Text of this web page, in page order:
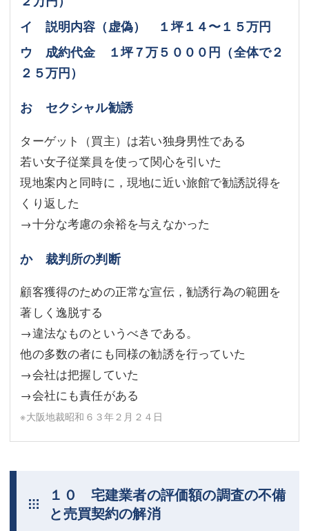
イ 説明内容（虚偽） １坪１４〜１５万円
ウ 成約代金 １坪７万５０００円（全体で２
２５万円）
お セクシャル勧誘
ターゲット（買主）は若い独身男性である
若い女子従業員を使って関心を引いた
現地案内と同時に，現地に近い旅館で勧誘説得を
くり返した
→十分な考慮の余裕を与えなかった
か 裁判所の判断
顧客獲得のための正常な宣伝，勧誘行為の範囲を
著しく逸脱する
→違法なものというべきである。
他の多数の者にも同様の勧誘を行っていた
→会社は把握していた
→会社にも責任がある
※大阪地裁昭和６３年２月２４日
１０ 宅建業者の評価額の調査の不備
と売買契約の解消